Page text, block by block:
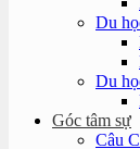
Du
Du
Góc tâm sự
Câu